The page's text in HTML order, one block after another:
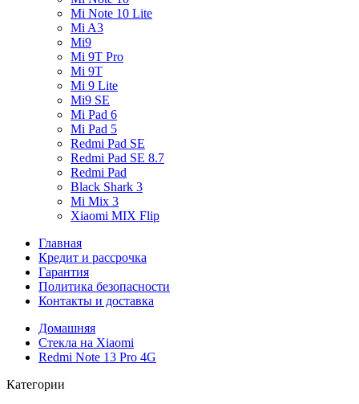
Mi Note 10 Lite
Mi A3
Mi9
Mi 9T Pro
Mi 9T
Mi 9 Lite
Mi9 SE
Mi Pad 6
Mi Pad 5
Redmi Pad SE
Redmi Pad SE 8.7
Redmi Pad
Black Shark 3
Mi Mix 3
Xiaomi MIX Flip
Главная
Кредит и рассрочка
Гарантия
Политика безопасности
Контакты и доставка
Домашняя
Стекла на Xiaomi
Redmi Note 13 Pro 4G
Категории